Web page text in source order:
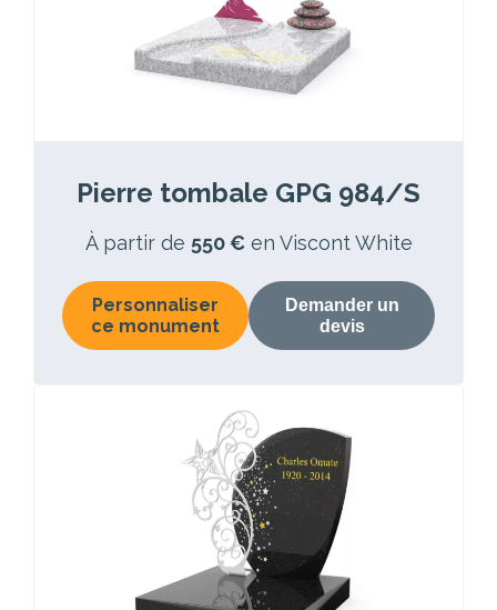
Pierre tombale GPG 984/S
À partir de 550 € en Viscont White
Personnaliser
ce monument
Demander un
devis